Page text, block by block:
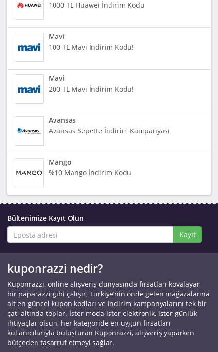
1000 TL Huawei İndirim Kodu
Mavi
100 TL Mavi İndirim Kodu!
Mavi
200 TL Mavi İndirim Kodu!
Avansas
Avansas Sepette İndirim Kampanyası
Mango
%10 Mango İndirim Kodu
Bültenimize Kayıt Olun
Kayıt
kuponrazzi nedir?
Kuponrazzi, online alışveriş dünyasında fırsatları kovalayan
bir paparazzi gibi çalışır, Türkiye’nin önde gelen mağazalarına
ait en güncel kupon kodları ve indirim kampanyalarını tek bir
çatı altında toplar. İster moda ister elektronik, ister günlük
ihtiyaçlar olsun, her kategoride en uygun fırsatları
kullanıcılarıyla buluşturan Kuponrazzi, alışveriş yaparken
bütçeden tasarruf etmeyi sağlar.